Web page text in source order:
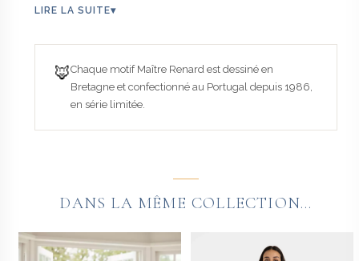
LIRE LA SUITE▾
🦊Chaque motif Maître Renard est dessiné en
Bretagne et confectionné au Portugal depuis 1986,
en série limitée.
DANS LA MÊME COLLECTION...